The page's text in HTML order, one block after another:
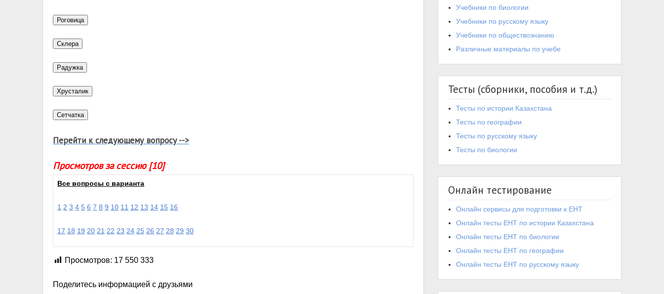
Перейти к следующему вопросу -->
Просмотров за сессию [10]
Все вопросы с варианта
1 2 3 4 5 6 7 8 9 10 11 12 13 14 15 16
17 18 19 20 21 22 23 24 25 26 27 28 29 30
Просмотров: 17 550 333
Поделитесь информацией с друзьями
Учебники по биологии
Учебники по русскому языку
Учебники по обществознанию
Различные материалы по учебе
Тесты (сборники, пособия и т.д.)
Тесты по истории Казахстана
Тесты по географии
Тесты по русскому языку
Тесты по биологии
Онлайн тестирование
Онлайн сервисы для подготовки к ЕНТ
Онлайн тесты ЕНТ по истории Казахстана
Онлайн тесты ЕНТ по биологии
Онлайн тесты ЕНТ по географии
Онлайн тесты ЕНТ по русскому языку